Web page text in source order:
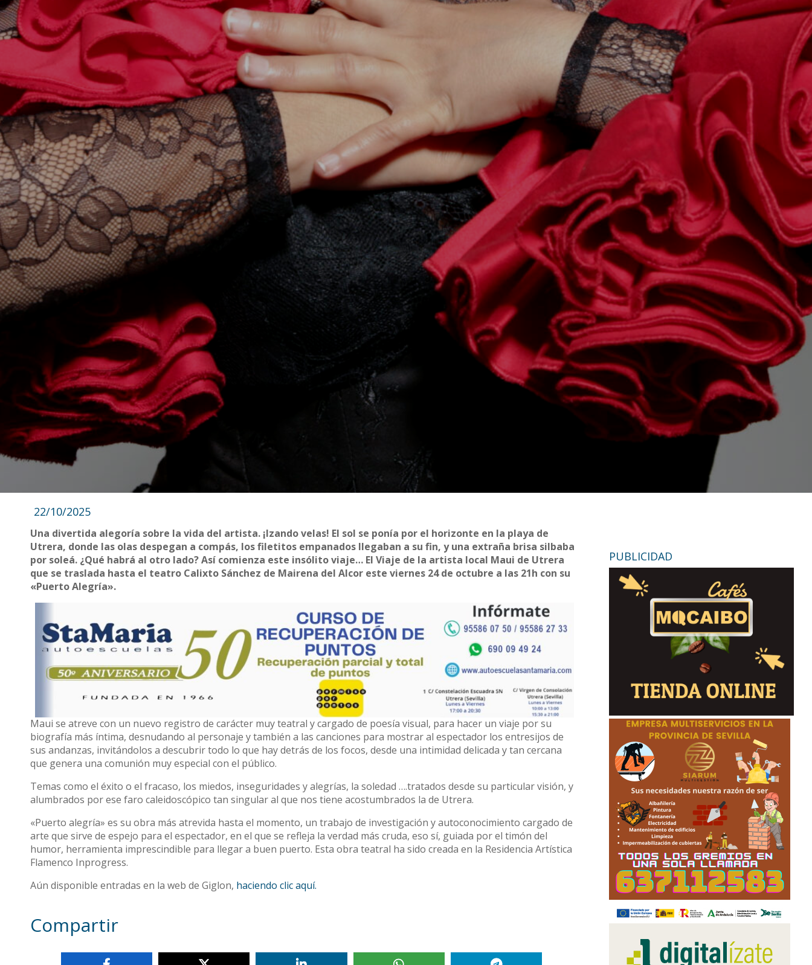
22/10/2025
Una divertida alegoría sobre la vida del artista. ¡Izando velas! El sol se ponía por el horizonte en la playa de
Utrera, donde las olas despegan a compás, los filetitos empanados llegaban a su fin, y una extraña brisa silbaba
por soleá. ¿Qué habrá al otro lado? Así comienza este insólito viaje… El Viaje de la artista local Maui de Utrera
que se traslada hasta el teatro Calixto Sánchez de Mairena del Alcor este viernes 24 de octubre a las 21h con su
«Puerto Alegría».
Maui se atreve con un nuevo registro de carácter muy teatral y cargado de poesía visual, para hacer un viaje por su
biografía más íntima, desnudando al personaje y también a las canciones para mostrar al espectador los entresijos de
sus andanzas, invitándolos a descubrir todo lo que hay detrás de los focos, desde una intimidad delicada y tan cercana
que genera una comunión muy especial con el público.
Temas como el éxito o el fracaso, los miedos, inseguridades y alegrías, la soledad ….tratados desde su particular visión, y
alumbrados por ese faro caleidoscópico tan singular al que nos tiene acostumbrados la de Utrera.
«Puerto alegría» es su obra más atrevida hasta el momento, un trabajo de investigación y autoconocimiento cargado de
arte que sirve de espejo para el espectador, en el que se refleja la verdad más cruda, eso sí, guiada por el timón del
humor, herramienta imprescindible para llegar a buen puerto. Esta obra teatral ha sido creada en la Residencia Artística
Flamenco Inprogress.
Aún disponible entradas en la web de Giglon, haciendo clic aquí.
Compartir
PUBLICIDAD